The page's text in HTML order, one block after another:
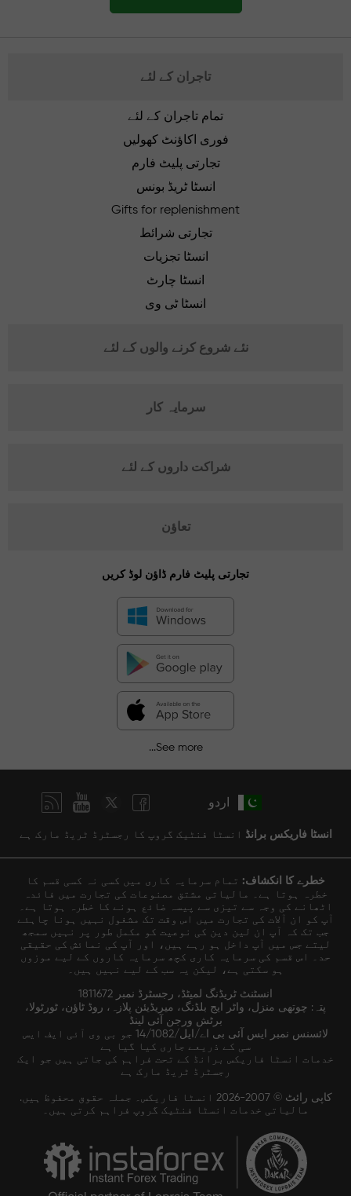
تاجران کے لئے
تمام تاجران کے لئے
فوری اکاؤنٹ کھولیں
تجارتی پلیٹ فارم
انسٹا ٹریڈ بونس
Gifts for replenishment
تجارتی شرائط
انسٹا تجزیات
انسٹا چارٹ
انسٹا ٹی وی
نئے شروع کرنے والوں کے لئے
سرمایہ کار
شراکت داروں کے لئے
تعاؤن
تجارتی پلیٹ فارم ڈاؤن لوڈ کریں
See more...
اردو
انسٹا فاریکس برانڈ انسٹا فنٹیک گروپ کا رجسٹرڈ ٹریڈ مارک ہے
خطرے کا انکشاف: تمام سرمایہ کاری میں کسی نہ کسی قسم کا
خطرہ ہوتا ہے۔ مالیاتی مشتق مصنوعات کی تجارت میں فائدہ
اٹھانے کی وجہ سے تیزی سے پیسہ ضائع ہونے کا خطرہ ہوتا ہے۔
آپ کو ان آلات کی تجارت میں اس وقت تک مشغول نہیں ہونا چاہئے
جب تک کہ آپ ان لین دین کی نوعیت کو مکمل طور پر نہیں سمجھ
لیتے جس میں آپ داخل ہو رہے ہیں، اور آپ کی نمائش کی حقیقی
حد۔ اس قسم کی سرمایہ کاری کچھ سرمایہ کاروں کے لیے موزوں
ہو سکتی ہے، لیکن یہ سب کے لیے نہیں ہیں۔
انسٹنٹ ٹریڈنگ لمیٹڈ، رجسٹرڈ نمبر 1811672
پتہ: چوتھی منزل، واٹر ایج بلڈنگ، میریڈیئن پلازہ، روڈ ٹاؤن، ٹورٹولا،
برٹش ورجن آئی لینڈ
لائسنس نمبر ایس آئی بی اے/ایل/14/1082 جو بی وی آئی ایف ایس
سی کے ذریعے جاری کیا گیا ہے
خدمات انسٹا فاریکس برانڈ کے تحت فراہم کی جاتی ہیں جو ایک
رجسٹرڈ ٹریڈ مارک ہے
کاپی رائٹ © 2007-2026 انسٹا فاریکس۔ جملہ حقوق محفوظ ہیں.
مالیاتی خدمات انسٹا فنٹیک گروپ فراہم کرتی ہیں۔